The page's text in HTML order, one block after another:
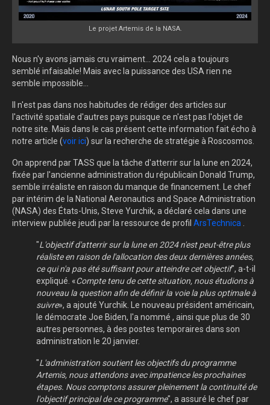
Le projet Artemis de la NASA.
Nous n'y avons jamais cru vraiment... 2024 cela a toujours
semblé infaisable! Mais avec la puissance des USA rien ne
semble impossible...
Il n'est pas dans nos habitudes de rédiger des articles sur
l'activité spatiale d'autres pays puisque ce n'est pas l'objet de
notre site. Mais dans le cas présent cette information fait écho à
notre article (voir ici) sur la recherche de stratégie à Roscosmos.
On apprend par TASS que la tâche d'atterrir sur la lune en 2024,
fixée par l'ancienne administration du républicain Donald Trump,
semble irréaliste en raison du manque de financement. Le chef
par intérim de la National Aeronautics and Space Administration
(NASA) des États-Unis, Steve Yurchik, a déclaré cela dans une
interview publiée jeudi par la ressource de profil ArsTechnica .
"L'objectif d'atterrir sur la lune en 2024 n'est peut-être plus
réaliste en raison de l'allocation des deux dernières années,
ce qui n'a pas été suffisant pour atteindre cet objectif", a-t-il
expliqué. «Compte tenu de cette situation, nous étudions à
nouveau la question afin de définir la voie la plus optimale à
suivre», a ajouté Yurchik. Le nouveau président américain,
le démocrate Joe Biden, l'anommé , ainsi que plus de 30
autres personnes, à des postes temporaires dans son
administration le 20 janvier.
"L'administration soutient les objectifs du programme
Artemis, nous attendons avec impatience les prochaines
étapes. Nous comptons assurer pleinement la continuité de
l'objectif principal de ce programme", a assuré le chef par